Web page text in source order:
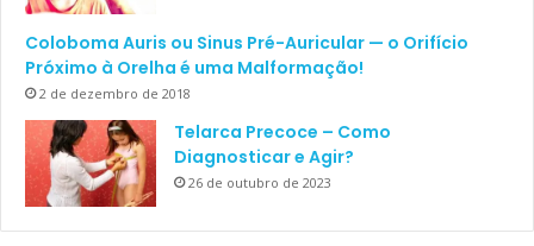
Coloboma Auris ou Sinus Pré-Auricular — o Orifício
Próximo à Orelha é uma Malformação!
2 de dezembro de 2018
Telarca Precoce – Como
Diagnosticar e Agir?
26 de outubro de 2023